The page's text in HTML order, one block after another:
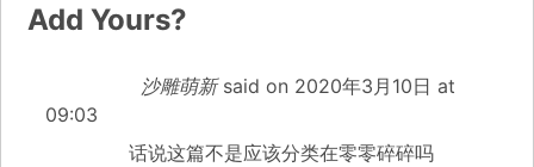
Add Yours?
沙雕萌新 said on 2020年3月10日 at
09:03
话说这篇不是应该分类在零零碎碎吗